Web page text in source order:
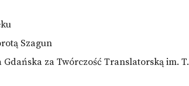
Szagun
za Twórczość Translatorską im. T.